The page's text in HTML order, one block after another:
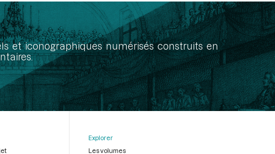
et iconographiques numérisés construits en
Explorer
Les volumes